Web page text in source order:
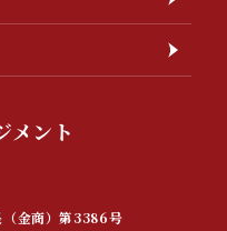
メント
金商）第3386号